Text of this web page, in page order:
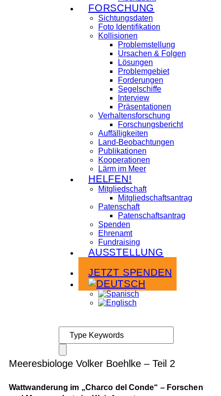
FORSCHUNG
Sichtungsdaten
Foto Identifikation
Kollisionen
Problemstellung
Ursachen & Folgen
Lösungen
Problemgebiet
Forderungen
Segelschiffe
Interview
Präsentationen
Verhaltensforschung
Forschungsbericht
Auffälligkeiten
Land-Beobachtungen
Publikationen
Kooperationen
Lärm im Meer
HELFEN!
Mitgliedschaft
Mitgliedschaftsantrag
Patenschaft
Patenschaftsantrag
Spenden
Ehrenamt
Fundraising
AUSSTELLUNG
JETZT SPENDEN
Meeresbiologe Volker Boehlke – Teil 2
Wattwanderung im „Charco del Conde“ – Forschen